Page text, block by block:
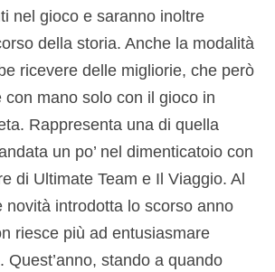
nel gioco e saranno inoltre
della storia. Anche la modalità
ricevere delle migliorie, che però
con mano solo con il gioco in
Rappresenta una di quella
un po’ nel dimenticatoio con
di Ultimate Team e Il Viaggio. Al
novità introdotta lo scorso anno
riesce più ad entusiasmare
Quest’anno, stando a quando